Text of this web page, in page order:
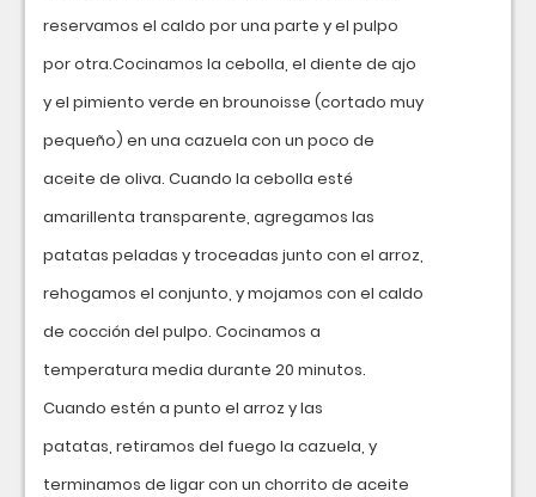
reservamos el caldo por una parte y el pulpo
por otra.Cocinamos la cebolla, el diente de ajo
y el pimiento verde en brounoisse (cortado muy
pequeño) en una cazuela con un poco de
aceite de oliva. Cuando la cebolla esté
amarillenta transparente, agregamos las
patatas peladas y troceadas junto con el arroz,
rehogamos el conjunto, y mojamos con el caldo
de cocción del pulpo. Cocinamos a
temperatura media durante 20 minutos.
Cuando estén a punto el arroz y las
patatas, retiramos del fuego la cazuela, y
terminamos de ligar con un chorrito de aceite